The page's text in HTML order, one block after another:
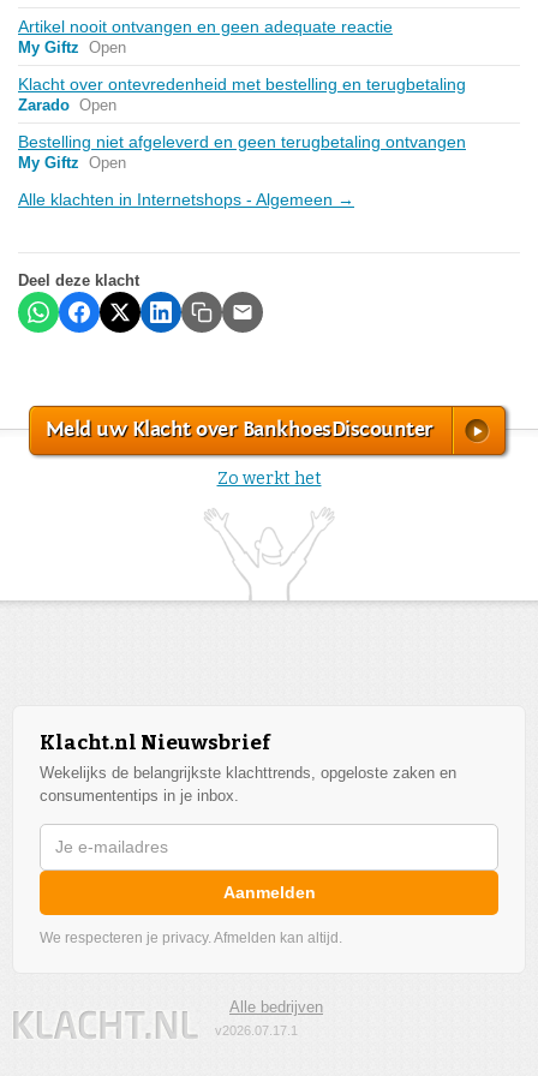
Artikel nooit ontvangen en geen adequate reactie
My Giftz Open
Klacht over ontevredenheid met bestelling en terugbetaling
Zarado Open
Bestelling niet afgeleverd en geen terugbetaling ontvangen
My Giftz Open
Alle klachten in Internetshops - Algemeen →
Deel deze klacht
Meld uw Klacht over BankhoesDiscounter
Zo werkt het
Klacht.nl Nieuwsbrief
Wekelijks de belangrijkste klachttrends, opgeloste zaken en
consumententips in je inbox.
Aanmelden
We respecteren je privacy. Afmelden kan altijd.
Alle bedrijven
v2026.07.17.1